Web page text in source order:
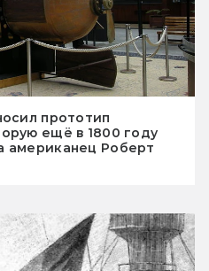
прототип
ещё в 1800 году
американец Роберт